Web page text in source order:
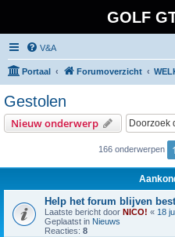
GOLF
V&A
Portaal Forumoverzicht
Gestolen
Nieuw onderwerp
166 onderwerpen 1
Help het forum blijven
Laatste bericht door NICO! « 18
Geplaatst in Nieuws
Reacties: 8